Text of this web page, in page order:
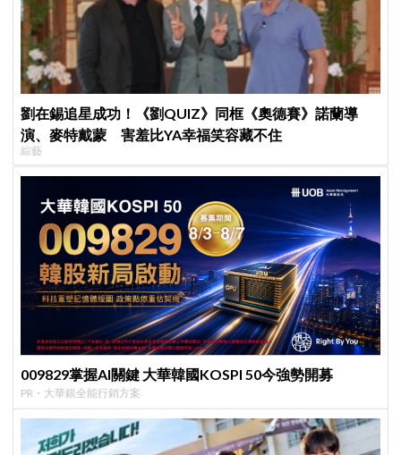
劉在錫追星成功！《劉QUIZ》同框《奧德賽》諾蘭導
演、麥特戴蒙 害羞比YA幸福笑容藏不住
綜藝
009829掌握AI關鍵 大華韓國KOSPI 50今強勢開募
PR・大華銀全能行銷方案